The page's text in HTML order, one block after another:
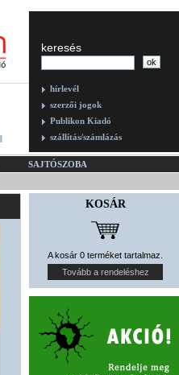
keresés
hírlevél
szerzői jogok
Publikon Kiadó
szállítás/számlázás
SAJTÓSZOBA
KOSÁR
A kosár 0 terméket tartalmaz.
Tovább a rendeléshez